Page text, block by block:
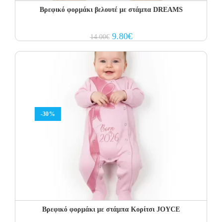
Βρεφικό φορμάκι βελουτέ με στάμπα DREAMS
14.00€ Original
price
14.00€.
9.80€Current
price
-30%
Βρεφικό φορμάκι με στάμπα Κορίτσι JOYCE